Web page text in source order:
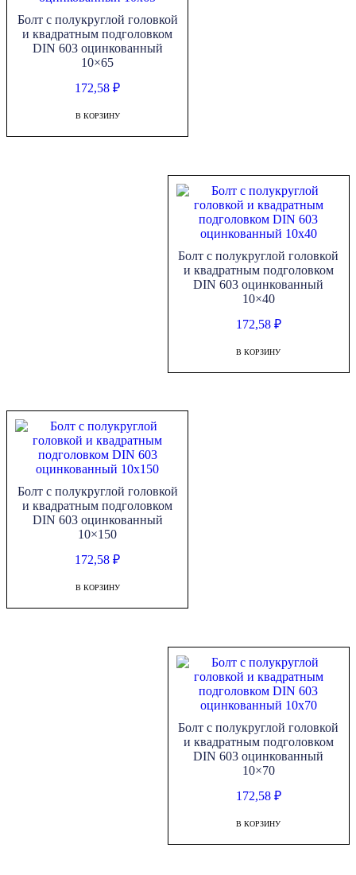
Болт с полукруглой головкой
и квадратным подголовком
DIN 603 оцинкованный
10×65
172,58₽
В КОРЗИНУ
Болт с полукруглой головкой
и квадратным подголовком
DIN 603 оцинкованный
10×40
172,58 ₽
В КОРЗИНУ
Болт с полукруглой головкой
и квадратным подголовком
DIN 603 оцинкованный
10×150
172,58₽
В КОРЗИНУ
Болт с полукруглой головкой
и квадратным подголовком
DIN 603 оцинкованный
10×70
172,58 ₽
В КОРЗИНУ